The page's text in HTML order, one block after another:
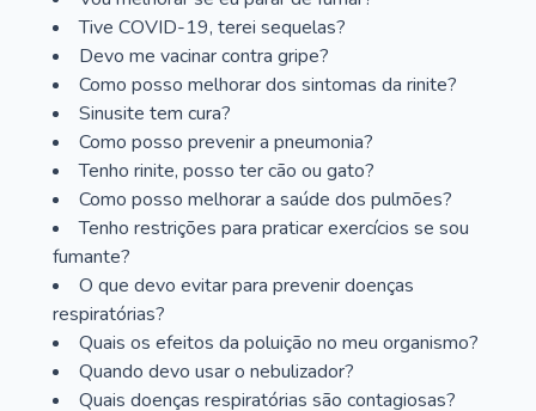
Tive COVID-19, terei sequelas?
Devo me vacinar contra gripe?
Como posso melhorar dos sintomas da rinite?
Sinusite tem cura?
Como posso prevenir a pneumonia?
Tenho rinite, posso ter cão ou gato?
Como posso melhorar a saúde dos pulmões?
Tenho restrições para praticar exercícios se sou
fumante?
O que devo evitar para prevenir doenças
respiratórias?
Quais os efeitos da poluição no meu organismo?
Quando devo usar o nebulizador?
Quais doenças respiratórias são contagiosas?